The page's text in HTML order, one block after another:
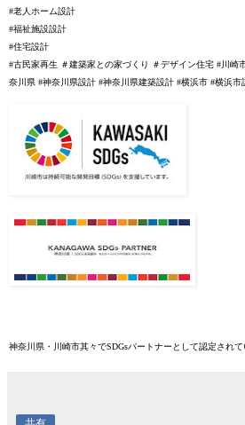
#老人ホーム設計
#福祉施設設計
#住宅設計
#古民家再生 ＃建築家との家づくり ＃デザイン住宅 #川崎
奈川県 #神奈川県設計 #神奈川県建築設計 #横浜市 #横浜市
神奈川県・川崎市其々でSDGsパートナーとして認定されて